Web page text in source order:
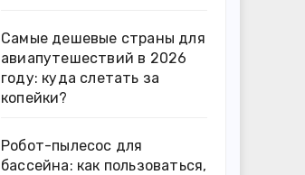
Самые дешевые страны для
авиапутешествий в 2026
году: куда слетать за
копейки?
Робот-пылесос для
бассейна: как пользоваться,